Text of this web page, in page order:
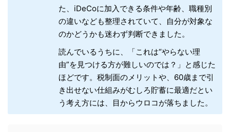
た、iDeCoに加入できる条件や年齢、職種別
の違いなども整理されていて、自分が対象な
のかどうかも迷わず判断できました。
読んでいるうちに、「これは“やらない理
由”を見つける方が難しいのでは？」と感じた
ほどです。税制面のメリットや、60歳まで引
き出せない仕組みがむしろ貯蓄に最適だとい
う考え方には、目からウロコが落ちました。